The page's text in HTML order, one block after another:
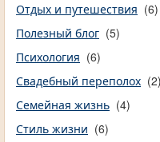
Отдых и путешествия (6)
Полезный блог (5)
Психология (6)
Свадебный переполох (2)
Семейная жизнь (4)
Стиль жизни (6)